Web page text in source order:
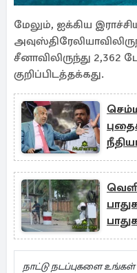
மேலும், ஐக்கிய
சீனாவிலிருந்து
குறிப்பிடத்தக்கது.
நாட்டு நடப்புகளை